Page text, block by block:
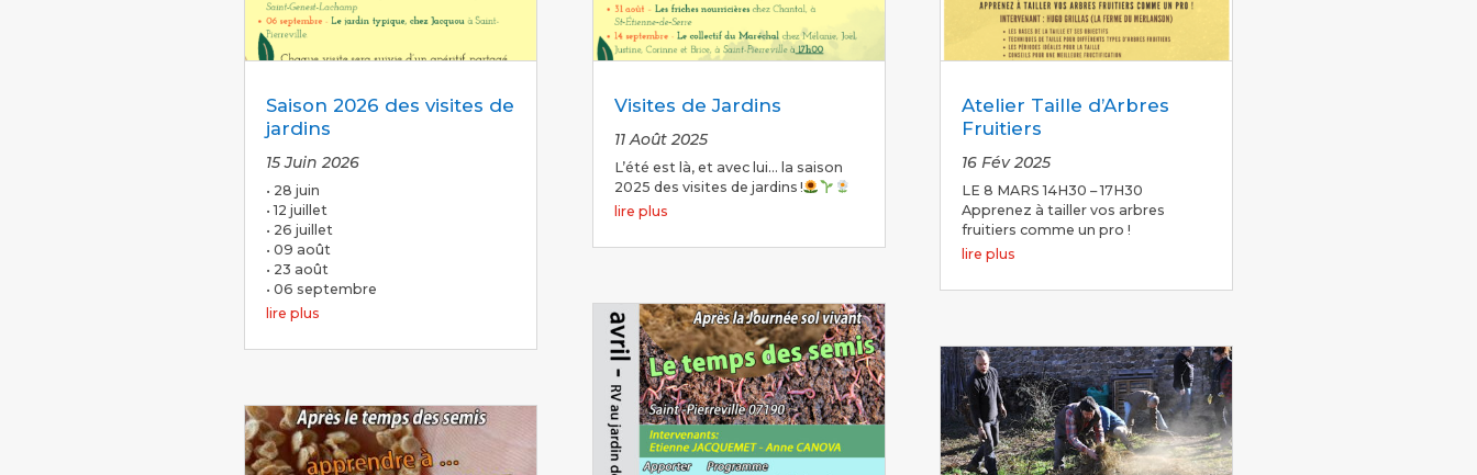
Saison 2026 des visites de
jardins
15 Juin 2026
• 28 juin
• 12 juillet
• 26 juillet
• 09 août
• 23 août
• 06 septembre
lire plus
Visites de Jardins
11 Août 2025
L’été est là, et avec lui… la saison
2025 des visites de jardins !
lire plus
Atelier Taille d’Arbres
Fruitiers
16 Fév 2025
LE 8 MARS 14H30 – 17H30
Apprenez à tailler vos arbres
fruitiers comme un pro !
lire plus